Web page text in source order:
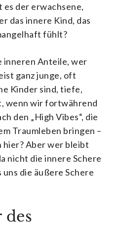
es der erwachsene,
das innere Kind, das
fühlt?
inneren Anteile, wer
ganz junge, oft
Kinder sind, tiefe,
wenn wir fortwährend
den „High Vibes“, die
Traumleben bringen –
hier? Aber wer bleibt
nicht die innere Schere
die äußere Schere
des